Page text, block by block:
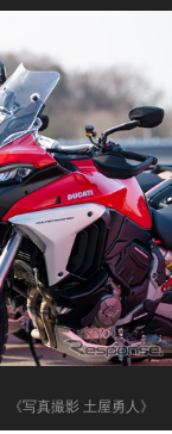
《写真撮影 土屋勇人》